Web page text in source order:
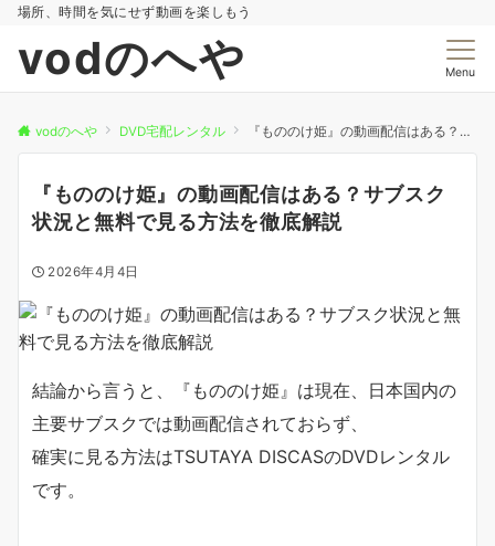
場所、時間を気にせず動画を楽しもう
vodのへや Menu
vodのへや DVD宅配レンタル 『もののけ姫』の動画配信はある？サブスク状況と無料で見る方法を徹底解説
『もののけ姫』の動画配信はある？サブスク
状況と無料で見る方法を徹底解説
2026年4月4日
結論から言うと、『もののけ姫』は現在、日本国内の
主要サブスクでは動画配信されておらず、
確実に見る方法はTSUTAYA DISCASのDVDレンタル
です。